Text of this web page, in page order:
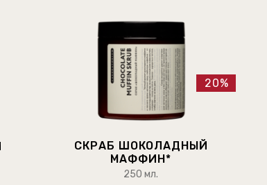
СКРАБ ШОКОЛАДНЫЙ
МАФФИН*
250 мл.
20%